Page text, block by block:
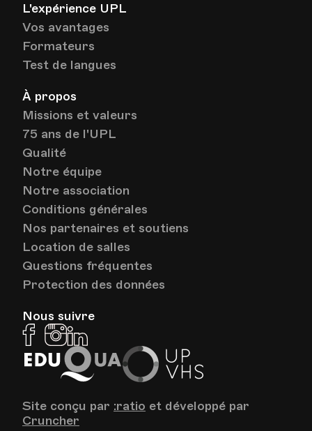
Lieu
HEP - Haute Ecole Pédagogique - Salle 717
1005, Lausanne
Av. de Cour 33
Date22.01.2026
Lieu
HEP - Haute Ecole Pédagogique - Salle 717
1005, Lausanne
L'expérience UPL
Vos avantages
Formateurs
Test de langues
À propos
Missions et valeurs
75 ans de l'UPL
Qualité
Notre équipe
Notre association
Conditions générales
Nos partenaires et soutiens
Location de salles
Questions fréquentes
Protection des données
Nous suivre
FacebookInstagram
EduQua
Site conçu par :ratio et développé par
Cruncher